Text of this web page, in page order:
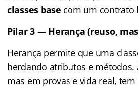
classes base com um contrato
Pilar 3 — Herança (reuso,
Herança permite que uma
herdando atributos e métodos.
mas em provas e vida real,